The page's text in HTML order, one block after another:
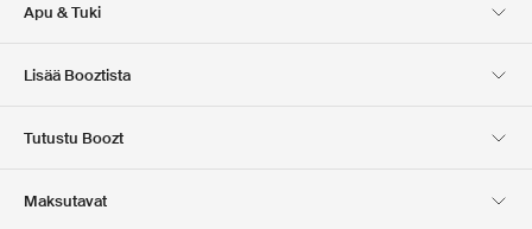
Apu & Tuki
Lisää Booztista
Club Boozt
Tutustu Boozt
Maksutavat